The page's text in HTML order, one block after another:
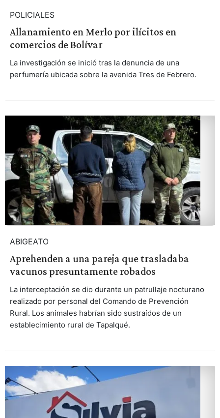
POLICIALES
Allanamiento en Merlo por ilícitos en
comercios de Bolívar
La investigación se inició tras la denuncia de una
perfumería ubicada sobre la avenida Tres de Febrero.
ABIGEATO
Aprehenden a una pareja que trasladaba
vacunos presuntamente robados
La interceptación se dio durante un patrullaje nocturano
realizado por personal del Comando de Prevención
Rural. Los animales habrían sido sustraídos de un
establecimiento rural de Tapalqué.